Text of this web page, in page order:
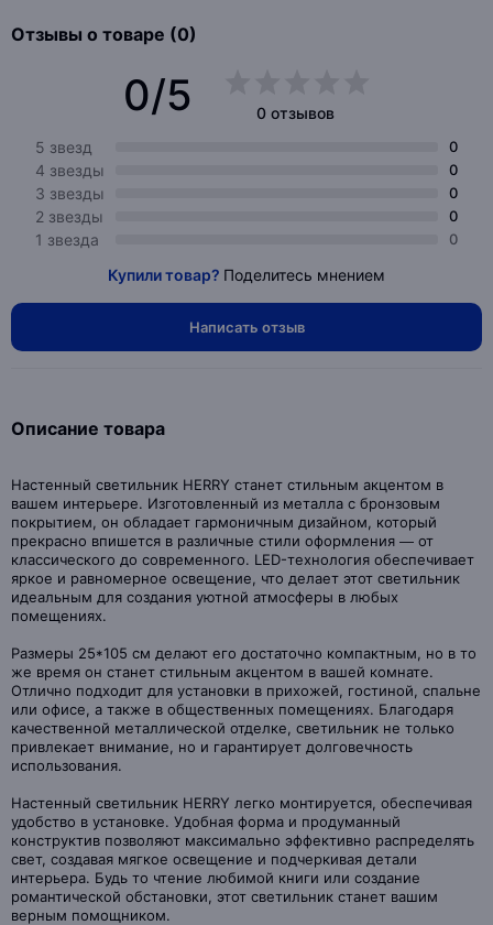
Отзывы о товаре (0)
0/5
0 отзывов
5 звезд
0
4 звезды 0
3 звезды 0
2 звезды 0
1 звезда 0
Купили товар? Поделитесь мнением
Написать отзыв
Описание товара
Настенный светильник HERRY станет стильным акцентом в
вашем интерьере. Изготовленный из металла с бронзовым
покрытием, он обладает гармоничным дизайном, который
прекрасно впишется в различные стили оформления — от
классического до современного. LED-технология обеспечивает
яркое и равномерное освещение, что делает этот светильник
идеальным для создания уютной атмосферы в любых
помещениях.
Размеры 25*105 см делают его достаточно компактным, но в то
же время он станет стильным акцентом в вашей комнате.
Отлично подходит для установки в прихожей, гостиной, спальне
или офисе, а также в общественных помещениях. Благодаря
качественной металлической отделке, светильник не только
привлекает внимание, но и гарантирует долговечность
использования.
Настенный светильник HERRY легко монтируется, обеспечивая
удобство в установке. Удобная форма и продуманный
конструктив позволяют максимально эффективно распределять
свет, создавая мягкое освещение и подчеркивая детали
интерьера. Будь то чтение любимой книги или создание
романтической обстановки, этот светильник станет вашим
верным помощником.